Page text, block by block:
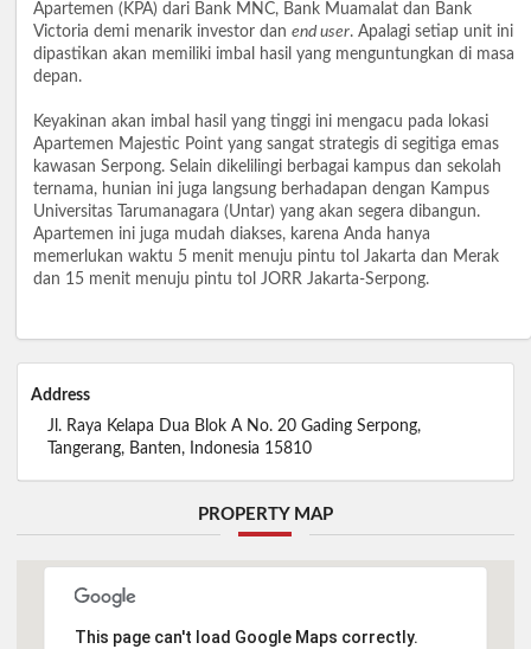
Apartemen (KPA) dari Bank MNC, Bank Muamalat dan Bank
Victoria demi menarik investor dan end user. Apalagi setiap unit ini
dipastikan akan memiliki imbal hasil yang menguntungkan di masa
depan.
Keyakinan akan imbal hasil yang tinggi ini mengacu pada lokasi
Apartemen Majestic Point yang sangat strategis di segitiga emas
kawasan Serpong. Selain dikelilingi berbagai kampus dan sekolah
ternama, hunian ini juga langsung berhadapan dengan Kampus
Universitas Tarumanagara (Untar) yang akan segera dibangun.
Apartemen ini juga mudah diakses, karena Anda hanya
memerlukan waktu 5 menit menuju pintu tol Jakarta dan Merak
dan 15 menit menuju pintu tol JORR Jakarta-Serpong.
Address
Jl. Raya Kelapa Dua Blok A No. 20 Gading Serpong,
Tangerang, Banten, Indonesia 15810
PROPERTY MAP
This page can't load Google Maps correctly.